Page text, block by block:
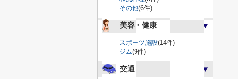
その他(6件)
美容・健康
スポーツ施設(14件)
ジム(9件)
交通